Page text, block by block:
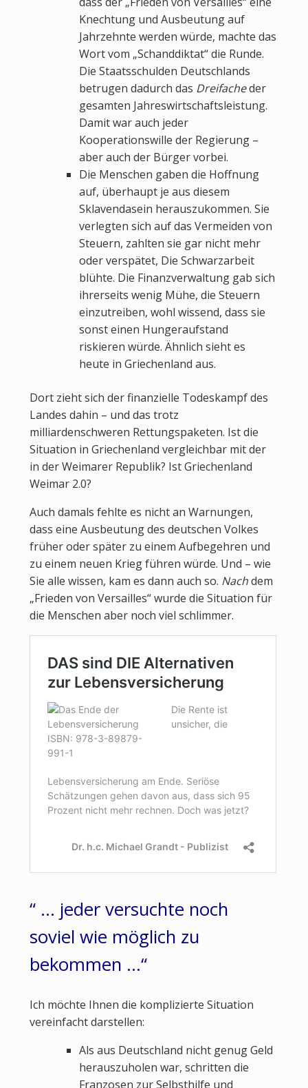
Knechtung und Ausbeutung auf
Jahrzehnte werden würde, machte das
Wort vom „Schanddiktat“ die Runde.
Die Staatsschulden Deutschlands
betrugen dadurch das Dreifacheder
gesamten Jahreswirtschaftsleistung.
Damit war auch jeder
Kooperationswille der Regierung –
aber auch der Bürger vorbei.
Die Menschen gaben die Hoffnung
auf, überhaupt je aus diesem
Sklavendasein herauszukommen. Sie
verlegten sich auf das Vermeiden von
Steuern, zahlten sie gar nicht mehr
oder verspätet, Die Schwarzarbeit
blühte. Die Finanzverwaltung gab sich
ihrerseits wenig Mühe, die Steuern
einzutreiben, wohl wissend, dass sie
sonst einen Hungeraufstand
riskieren würde. Ähnlich sieht es
heute in Griechenland aus.
Dort zieht sich der finanzielle Todeskampf des
Landes dahin – und das trotz
milliardenschweren Rettungspaketen. Ist die
Situation in Griechenland vergleichbar mit der
in der Weimarer Republik? Ist Griechenland
Weimar 2.0?
Auch damals fehlte es nicht an Warnungen,
dass eine Ausbeutung des deutschen Volkes
früher oder später zu einem Aufbegehren und
zu einem neuen Krieg führen würde. Und – wie
Sie alle wissen, kam es dann auch so. Nachdem
„Frieden von Versailles“ wurde die Situation für
die Menschen aber noch viel schlimmer.
“ … jeder versuchte noch
soviel wie möglich zu
bekommen …“
Ich möchte Ihnen die komplizierte Situation
vereinfacht darstellen:
Als aus Deutschland nicht genug Geld
herauszuholen war, schritten die
Franzosen zur Selbsthilfe und